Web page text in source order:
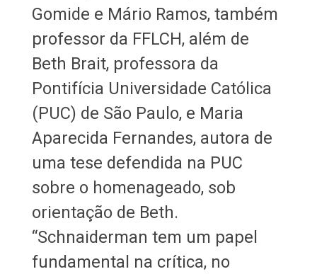
Gomide e Mário Ramos, também
professor da FFLCH, além de
Beth Brait, professora da
Pontifícia Universidade Católica
(PUC) de São Paulo, e Maria
Aparecida Fernandes, autora de
uma tese defendida na PUC
sobre o homenageado, sob
orientação de Beth.
“Schnaiderman tem um papel
fundamental na crítica, no